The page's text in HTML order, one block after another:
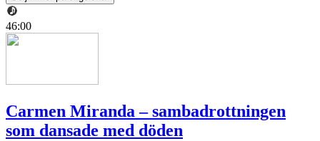
46:00
Carmen Miranda – sambadrottningen
som dansade med döden